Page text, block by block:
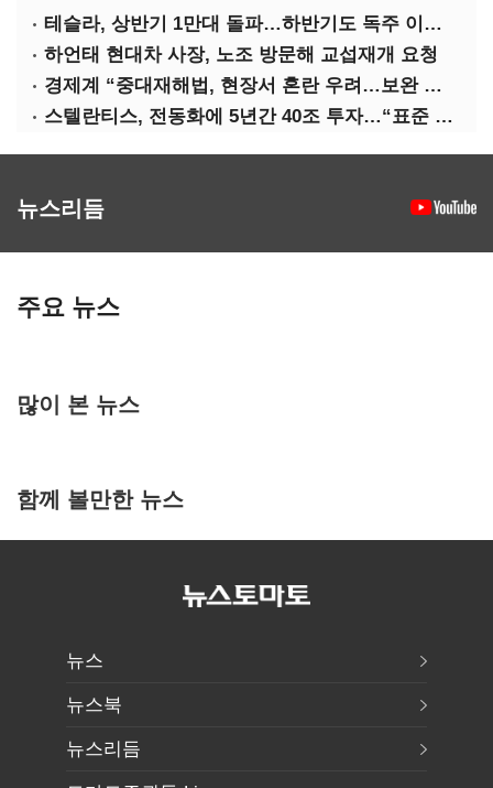
테슬라, 상반기 1만대 돌파…하반기도 독주 이어질까
하언태 현대차 사장, 노조 방문해 교섭재개 요청
경제계 “중대재해법, 현장서 혼란 우려…보완 필요”
스텔란티스, 전동화에 5년간 40조 투자…“표준 제시”
뉴스리듬
주요 뉴스
많이 본 뉴스
함께 볼만한 뉴스
뉴스
뉴스북
뉴스리듬